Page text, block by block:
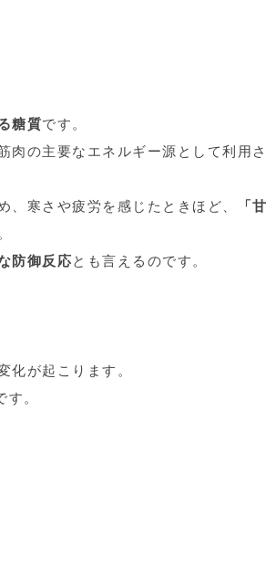
糖質です。
肉の主要なエネルギー源として利用
寒さや疲労を感じたときほど、
「
防御反応とも言えるのです。
化が起こります。
。